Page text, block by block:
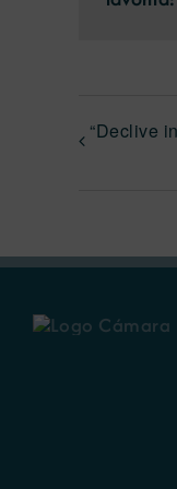
“Declive